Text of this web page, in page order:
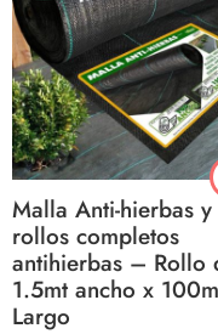
Malla Anti-hierbas y
rollos completos
antihierbas – Rollo
1.5mt ancho x
Largo